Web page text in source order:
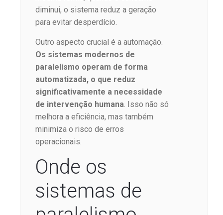
diminui, o sistema reduz a geração
para evitar desperdício.
Outro aspecto crucial é a automação.
Os sistemas modernos de
paralelismo operam de forma
automatizada, o que reduz
significativamente a necessidade
de intervenção humana. Isso não só
melhora a eficiência, mas também
minimiza o risco de erros
operacionais.
Onde os
sistemas de